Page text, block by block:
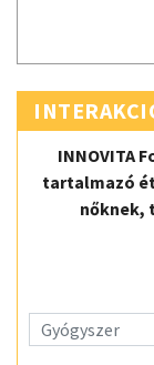
INNOVITA
tartalmazó
nőknek,